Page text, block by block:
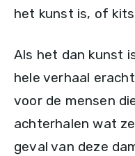
het kunst is, of
Als het dan kunst
hele verhaal
voor de mensen
achterhalen wat
geval van deze